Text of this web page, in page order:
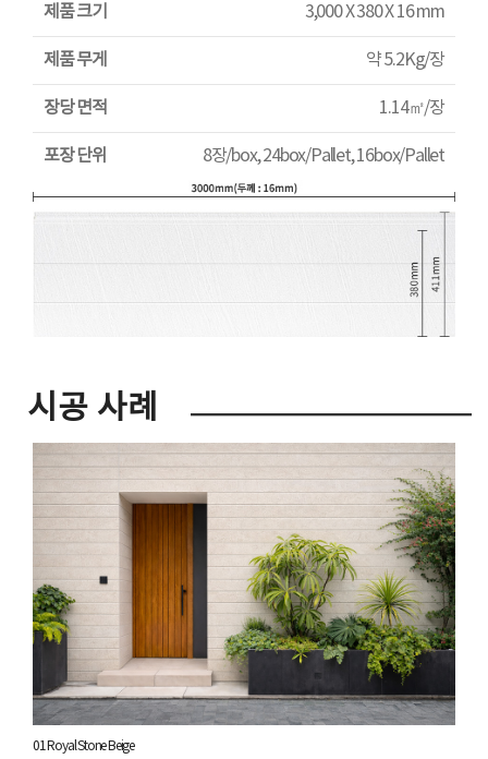
제품 크기 3,000 X 380 X 16 mm
제품 무게 약 5.2Kg/장
장당 면적 1.14㎡/장
포장 단위 8장/box, 24box/Pallet, 16box/Pallet
시공 사례
01 Royal Stone Beige